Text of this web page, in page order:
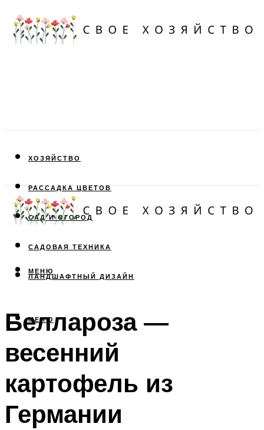
ХОЗЯЙСТВО
РАССАДКА ЦВЕТОВ
САД И ОГОРОД
САДОВАЯ ТЕХНИКА
ЛАНДШАФТНЫЙ ДИЗАЙН
МЕНЮ
МЕНЮ
Беллароза —
весенний
картофель из
Германии